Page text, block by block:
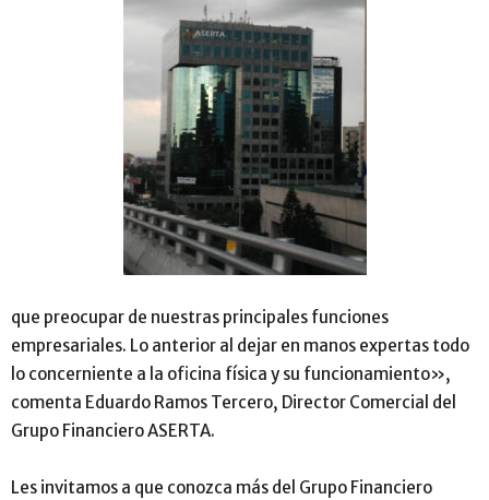
que preocupar de nuestras principales funciones
empresariales. Lo anterior al dejar en manos expertas todo
lo concerniente a la oficina física y su funcionamiento»,
comenta Eduardo Ramos Tercero, Director Comercial del
Grupo Financiero ASERTA.
Les invitamos a que conozca más del Grupo Financiero